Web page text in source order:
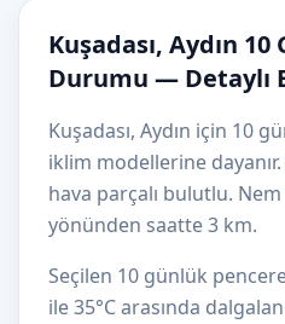
Kuşadası, Aydın
Durumu — Detaylı
Kuşadası, Aydın için 10
iklim modellerine
hava parçalı bulutlu.
yönünden saatte 3 km.
Seçilen 10 günlük
ile 35°C arasında